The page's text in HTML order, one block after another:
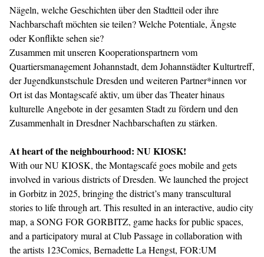
Nägeln, welche Geschichten über den Stadtteil oder ihre
Nachbarschaft möchten sie teilen? Welche Potentiale, Ängste
oder Konflikte sehen sie?
Zusammen mit unseren Kooperationspartnern vom
Quartiersmanagement Johannstadt, dem Johannstädter Kulturtreff,
der Jugendkunstschule Dresden und weiteren Partner*innen vor
Ort ist das Montagscafé aktiv, um über das Theater hinaus
kulturelle Angebote in der gesamten Stadt zu fördern und den
Zusammenhalt in Dresdner Nachbarschaften zu stärken.
At heart of the neighbourhood: NU KIOSK!
With our NU KIOSK, the Montagscafé goes mobile and gets
involved in various districts of Dresden. We launched the project
in Gorbitz in 2025, bringing the district’s many transcultural
stories to life through art. This resulted in an interactive, audio city
map, a SONG FOR GORBITZ, game hacks for public spaces,
and a participatory mural at Club Passage in collaboration with
the artists 123Comics, Bernadette La Hengst, FOR:UM